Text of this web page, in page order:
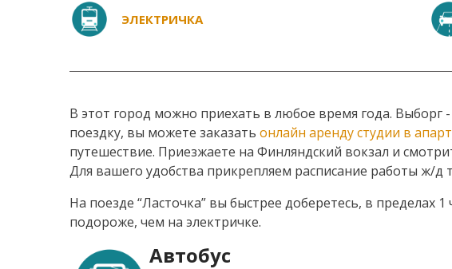
ЭЛЕКТРИЧКА
В этот город можно приехать в любое время года. Выборг
поездку, вы можете заказать онлайн аренду студии в
путешествие. Приезжаете на Финляндский вокзал и
Для вашего удобства прикрепляем расписание работы ж/д
На поезде “Ласточка” вы быстрее доберетесь, в пределах
подороже, чем на электричке.
Автобус